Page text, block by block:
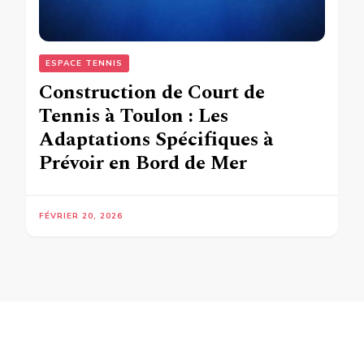
ESPACE TENNIS
Construction de Court de
Tennis à Toulon : Les
Adaptations Spécifiques à
Prévoir en Bord de Mer
FÉVRIER 20, 2026